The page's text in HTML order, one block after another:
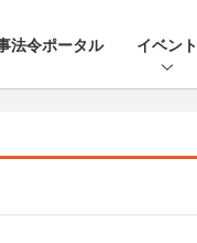
法令ポータル イベント